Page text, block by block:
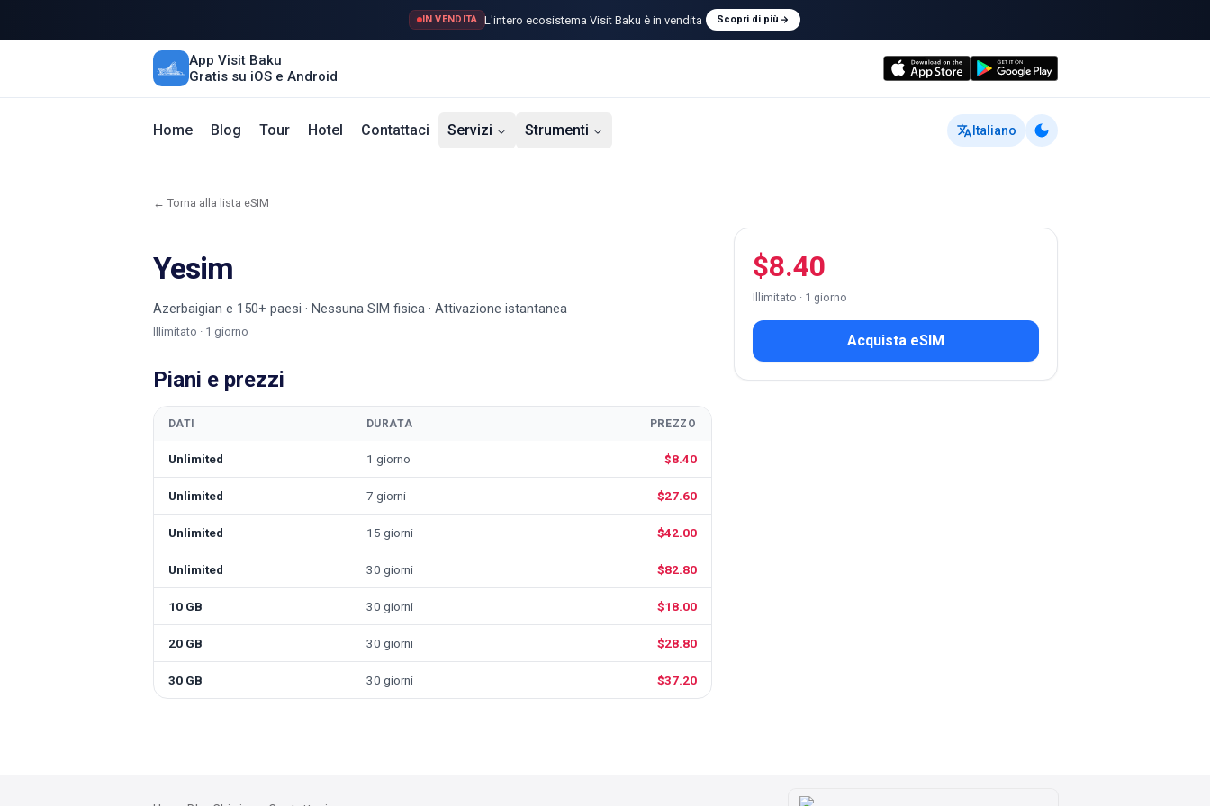
IN VENDITA L'intero ecosistema Visit Baku è in vendita Scopri di più
App Visit Baku
Gratis su iOS e Android
Home Blog Tour Hotel Contattaci Servizi Strumenti Italiano
← Torna alla lista eSIM
Yesim
Azerbaigian e 150+ paesi · Nessuna SIM fisica · Attivazione istantanea
Illimitato · 1 giorno
Piani e prezzi
DATI DURATA PREZZO
Unlimited 1 giorno $8.40
Unlimited 7 giorni $27.60
Unlimited 15 giorni $42.00
Unlimited 30 giorni $82.80
10 GB 30 giorni $18.00
20 GB 30 giorni $28.80
30 GB 30 giorni $37.20
$8.40
Illimitato · 1 giorno
Acquista eSIM